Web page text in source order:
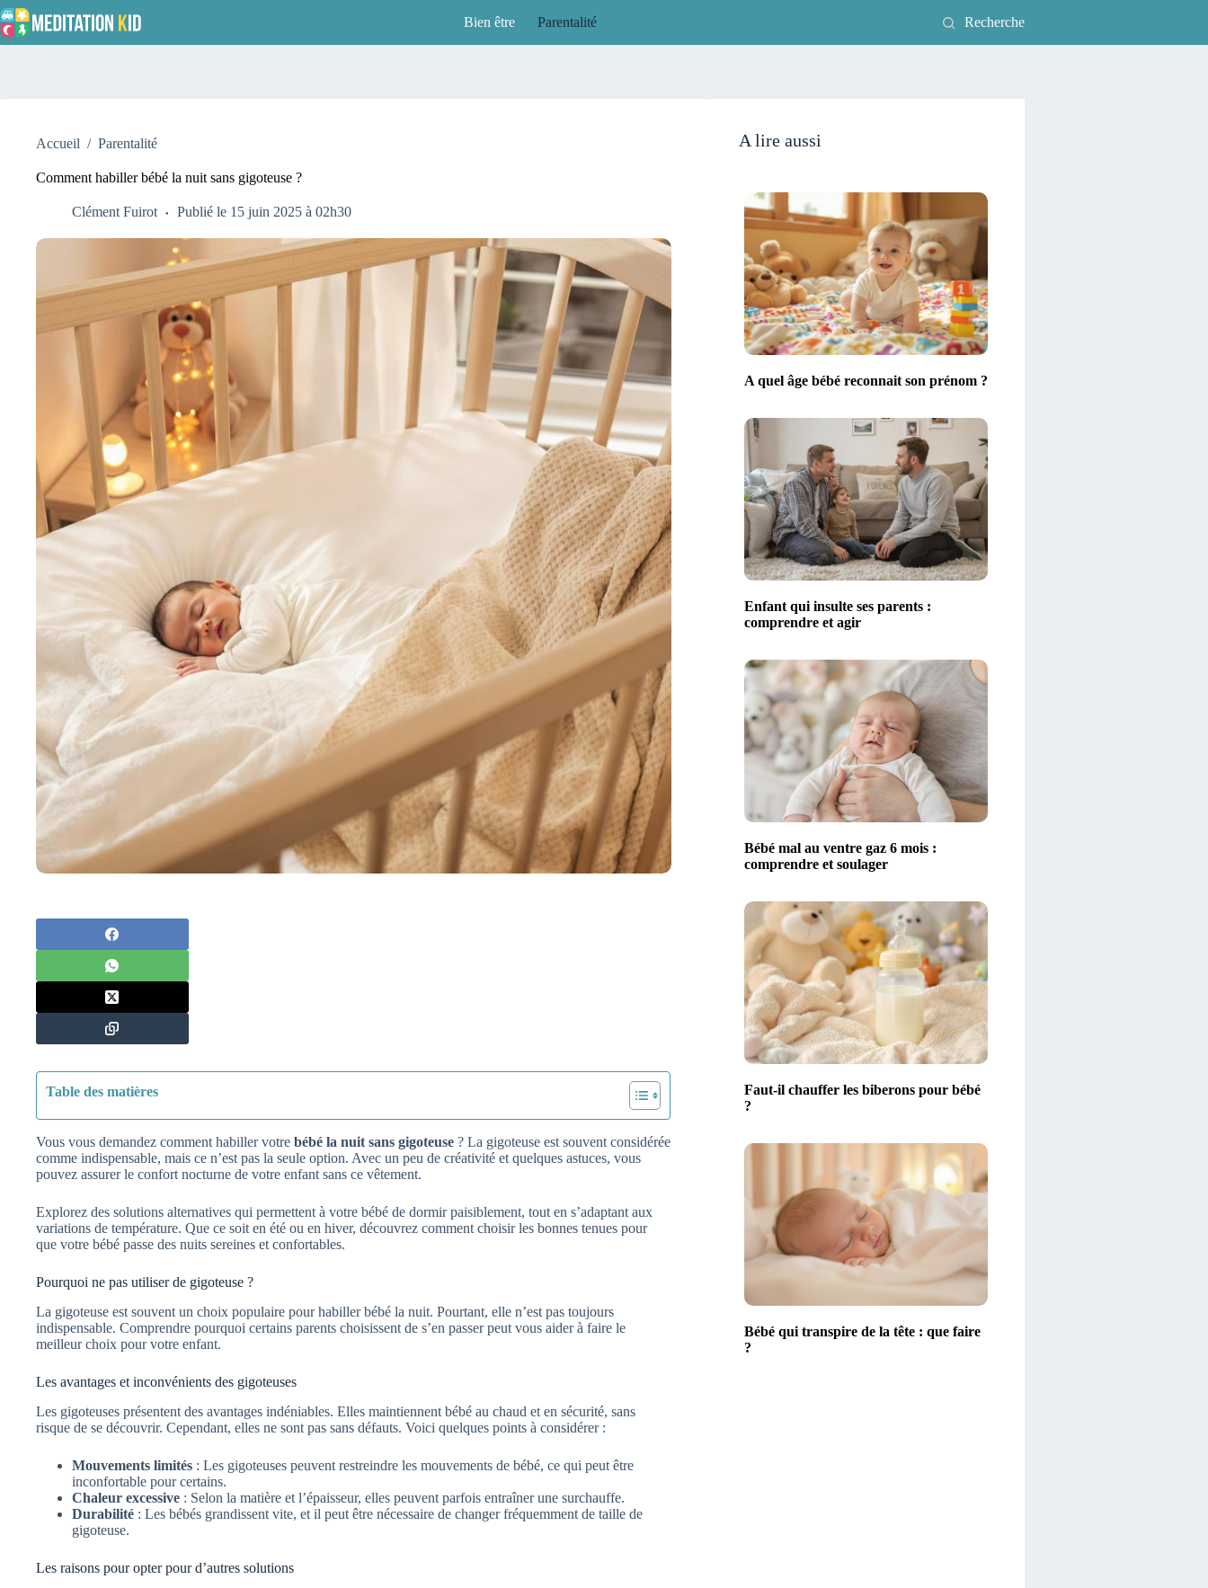
Passer
au
contenu
Bien être Parentalité Recherche
Accueil / Parentalité
Comment habiller bébé la nuit sans gigoteuse ?
Clément Fuirot Publié le 15 juin 2025 à 02h30
Table des matières
Vous vous demandez comment habiller votre bébé la nuit sans gigoteuse ? La gigoteuse est souvent considérée
comme indispensable, mais ce n’est pas la seule option. Avec un peu de créativité et quelques astuces, vous
pouvez assurer le confort nocturne de votre enfant sans ce vêtement.
Explorez des solutions alternatives qui permettent à votre bébé de dormir paisiblement, tout en s’adaptant aux
variations de température. Que ce soit en été ou en hiver, découvrez comment choisir les bonnes tenues pour
que votre bébé passe des nuits sereines et confortables.
Pourquoi ne pas utiliser de gigoteuse ?
La gigoteuse est souvent un choix populaire pour habiller bébé la nuit. Pourtant, elle n’est pas toujours
indispensable. Comprendre pourquoi certains parents choisissent de s’en passer peut vous aider à faire le
meilleur choix pour votre enfant.
Les avantages et inconvénients des gigoteuses
Les gigoteuses présentent des avantages indéniables. Elles maintiennent bébé au chaud et en sécurité, sans
risque de se découvrir. Cependant, elles ne sont pas sans défauts. Voici quelques points à considérer :
Mouvements limités : Les gigoteuses peuvent restreindre les mouvements de bébé, ce qui peut être
inconfortable pour certains.
Chaleur excessive : Selon la matière et l’épaisseur, elles peuvent parfois entraîner une surchauffe.
Durabilité : Les bébés grandissent vite, et il peut être nécessaire de changer fréquemment de taille de
gigoteuse.
Les raisons pour opter pour d’autres solutions
A lire aussi
A quel âge bébé reconnait son prénom ?
Enfant qui insulte ses parents :
comprendre et agir
Bébé mal au ventre gaz 6 mois :
comprendre et soulager
Faut-il chauffer les biberons pour bébé
?
Bébé qui transpire de la tête : que faire
?